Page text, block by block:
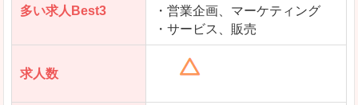
多い求人Best3
・営業企画、マーケティング
・サービス、販売
求人数